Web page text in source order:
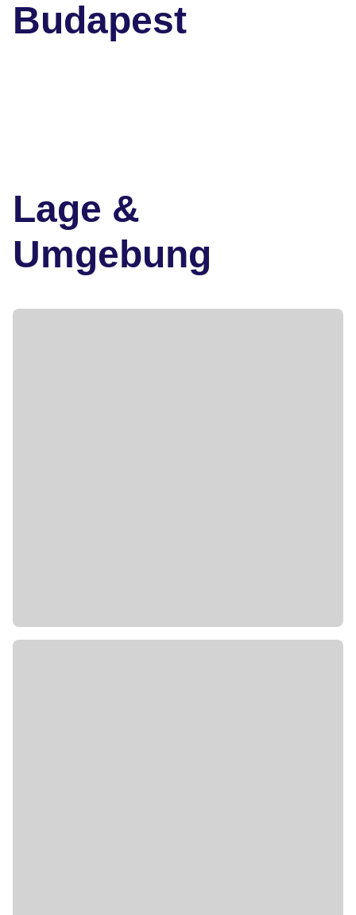
Budapest
Lage &
Umgebung